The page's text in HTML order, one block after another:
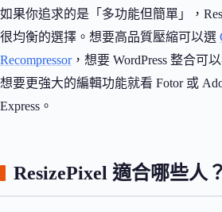
如果你追求的是「多功能但簡單」，
很均衡的選擇。想要高品質壓縮可以選
Recompressor，想要 WordPress 整合可
想要更強大的編輯功能就看 Fotor 或
Express。
ResizePixel 適合哪些人？